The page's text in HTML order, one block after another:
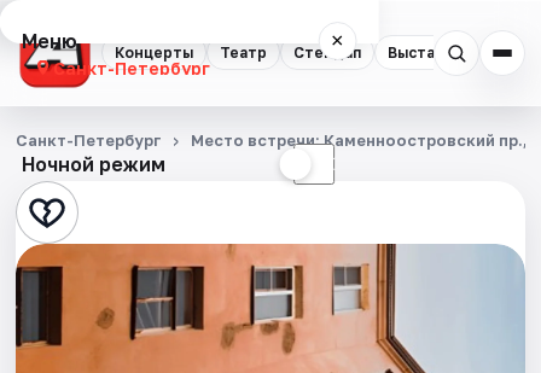
Концерты Театр Стендап Выставки
Меню ×
Санкт-Петербург
Концерты
Театр
Стендап
Квесты
Ночной режим ☾
Санкт-Петербург Место встречи: Каменноостровский пр.,